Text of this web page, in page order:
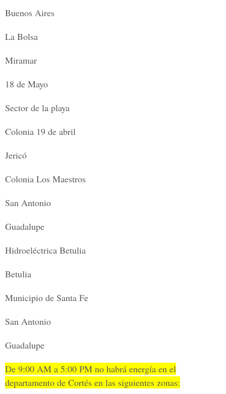
Buenos Aires
La Bolsa
Miramar
18 de Mayo
Sector de la playa
Colonia 19 de abril
Jericó
Colonia Los Maestros
San Antonio
Guadalupe
Hidroeléctrica Betulia
Betulia
Municipio de Santa Fe
San Antonio
Guadalupe
De 9:00 AM a 5:00 PM no habrá energía en el
departamento de Cortés en las siguientes zonas: